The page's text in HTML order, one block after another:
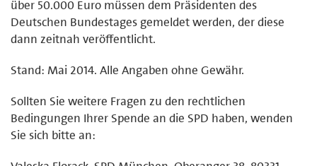
über 50.000 Euro müssen dem Präsidenten des
Deutschen Bundestages gemeldet werden, der diese
dann zeitnah veröffentlicht.
Stand: Mai 2014. Alle Angaben ohne Gewähr.
Sollten Sie weitere Fragen zu den rechtlichen
Bedingungen Ihrer Spende an die SPD haben, wenden
Sie sich bitte an: